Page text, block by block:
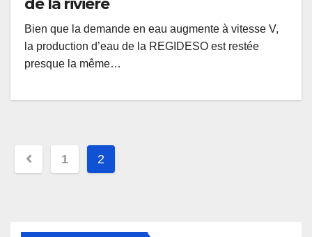
de la rivière
Bien que la demande en eau augmente à vitesse V,
la production d’eau de la REGIDESO est restée
presque la même…
Pagination
1 2